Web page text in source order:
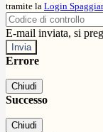
tramite la Login
E-mail inviata, si
Errore
Chiudi
Successo
Chiudi